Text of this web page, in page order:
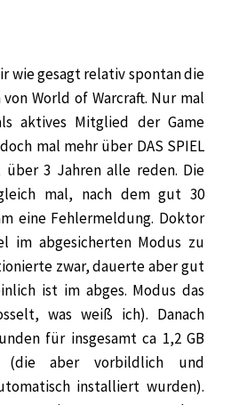
wie gesagt relativ spontan die
von World of Warcraft. Nur mal
aktives Mitglied der Game
mal mehr über DAS SPIEL
über 3 Jahren alle reden. Die
mal, nach dem gut 30
eine Fehlermeldung. Doktor
im abgesicherten Modus zu
zwar, dauerte aber gut
ist im abges. Modus das
was weiß ich). Danach
für insgesamt ca 1,2 GB
(die aber vorbildlich und
installiert wurden).